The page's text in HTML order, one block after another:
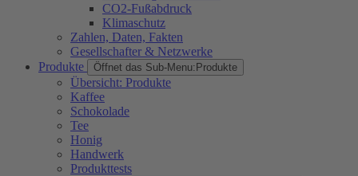
CO2-Fußabdruck
Klimaschutz
Zahlen, Daten, Fakten
Gesellschafter & Netzwerke
Produkte
Öffnet das Sub-Menu: Produkte
Übersicht: Produkte
Kaffee
Schokolade
Tee
Honig
Handwerk
Produkttests